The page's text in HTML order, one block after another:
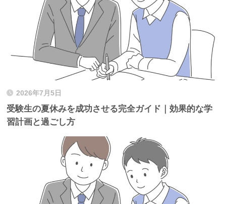
2026年7月5日
受験生の夏休みを成功させる完全ガイド｜効果的な学
習計画と過ごし方